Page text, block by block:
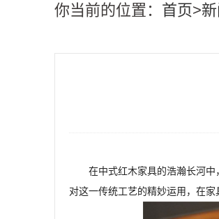
你当前的位置： 首页>
在中式红木家具的浩瀚长河中
对这一传统工艺的精妙运用，在家